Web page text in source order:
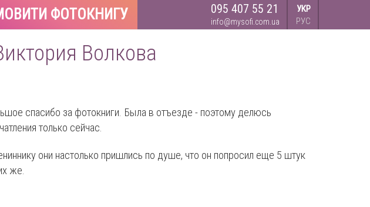
ФОТОКНИГУ
УКР
РУС
095 407 55 21
info@mysofi.com.ua
Волкова
спасибо за фотокниги. Была в отъезде - поэтому делюсь
только сейчас.
они настолько пришлись по душе, что он попросил еще 5 штук
же.